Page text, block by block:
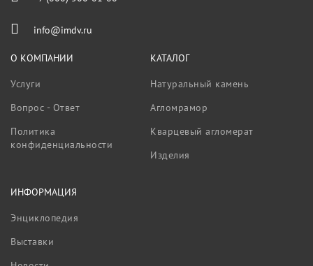
info@imdv.ru
О КОМПАНИИ
Услуги
Вопрос - Ответ
Политика
конфиденциальности
КАТАЛОГ
Натуральный камень
Агломрамор
Кварцевый агломерат
Изделия
ИНФОРМАЦИЯ
Энциклопедия
Выставки